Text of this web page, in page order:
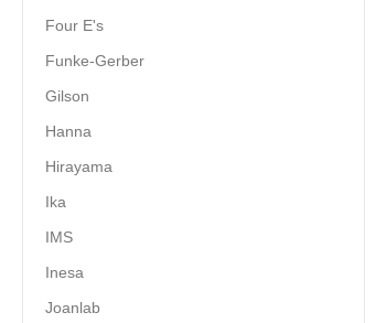
Four E's
Funke-Gerber
Gilson
Hanna
Hirayama
Ika
IMS
Inesa
Joanlab